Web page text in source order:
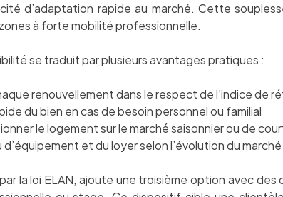
d’adaptation rapide au marché. Cette
à forte mobilité professionnelle.
se traduit par plusieurs avantages pratiques :
renouvellement dans le respect de l’indice de
du bien en cas de besoin personnel ou familial
le logement sur le marché saisonnier ou de
et du loyer selon l’évolution du
la loi ELAN, ajoute une troisième option avec des